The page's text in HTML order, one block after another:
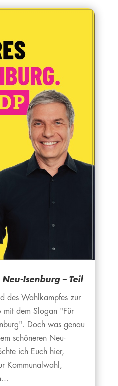
Isenburg – Teil
des Wahlkampfes zur
dem Slogan "Für
Doch was genau
schöneren Neu-
ich Euch hier,
Kommunalwahl,